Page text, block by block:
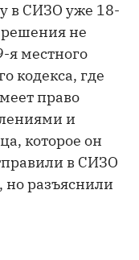
в СИЗО уже 18-
не
я местного
кодекса, где
право
и
которое он
в СИЗО
но разъяснили